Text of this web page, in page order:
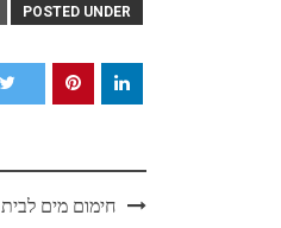
POSTED UNDER
Postחימום מים לבית